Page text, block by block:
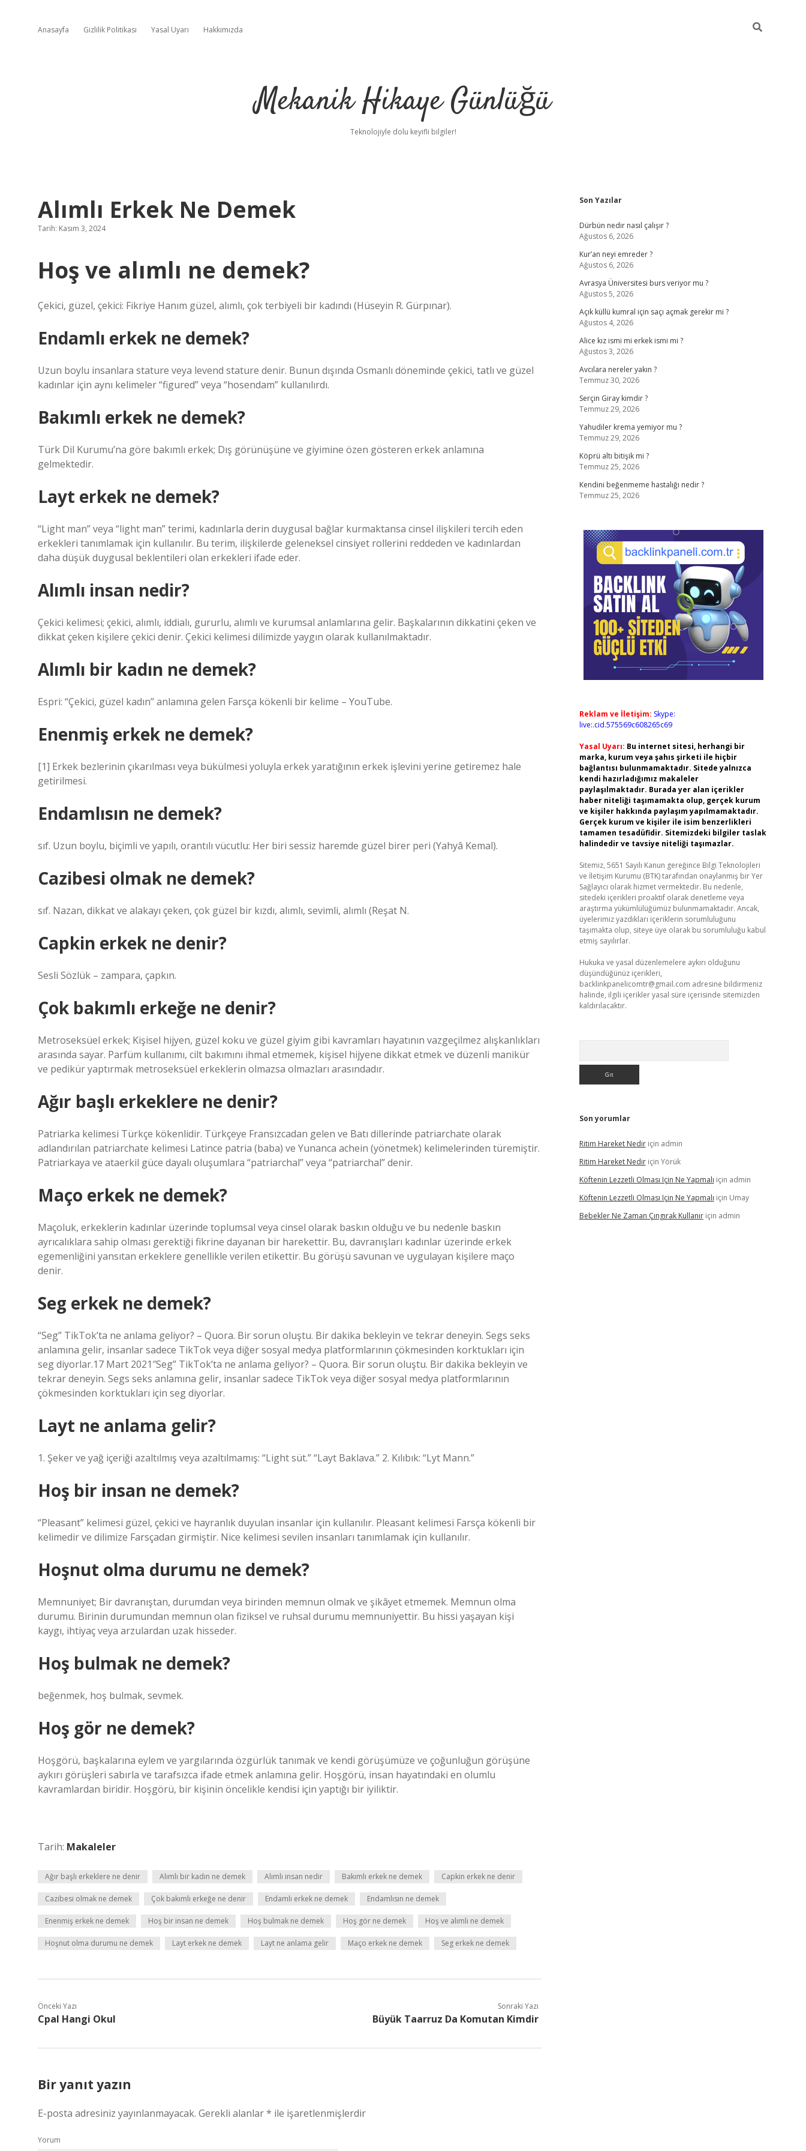
Anasayfa Gizlilik Politikası Yasal Uyarı Hakkımızda
Mekanik Hikaye Günlüğü
Teknolojiyle dolu keyifli bilgiler!
Alımlı Erkek Ne Demek
Tarih: Kasım 3, 2024
Hoş ve alımlı ne demek?
Çekici, güzel, çekici: Fikriye Hanım güzel, alımlı, çok terbiyeli bir kadındı (Hüseyin R. Gürpınar).
Endamlı erkek ne demek?
Uzun boylu insanlara stature veya levend stature denir. Bunun dışında Osmanlı döneminde çekici, tatlı ve güzel
kadınlar için aynı kelimeler “figured” veya “hosendam” kullanılırdı.
Bakımlı erkek ne demek?
Türk Dil Kurumu’na göre bakımlı erkek; Dış görünüşüne ve giyimine özen gösteren erkek anlamına
gelmektedir.
Layt erkek ne demek?
“Light man” veya “light man” terimi, kadınlarla derin duygusal bağlar kurmaktansa cinsel ilişkileri tercih eden
erkekleri tanımlamak için kullanılır. Bu terim, ilişkilerde geleneksel cinsiyet rollerini reddeden ve kadınlardan
daha düşük duygusal beklentileri olan erkekleri ifade eder.
Alımlı insan nedir?
Çekici kelimesi; çekici, alımlı, iddialı, gururlu, alımlı ve kurumsal anlamlarına gelir. Başkalarının dikkatini çeken ve
dikkat çeken kişilere çekici denir. Çekici kelimesi dilimizde yaygın olarak kullanılmaktadır.
Alımlı bir kadın ne demek?
Espri: “Çekici, güzel kadın” anlamına gelen Farsça kökenli bir kelime – YouTube.
Enenmiş erkek ne demek?
[1] Erkek bezlerinin çıkarılması veya bükülmesi yoluyla erkek yaratığının erkek işlevini yerine getiremez hale
getirilmesi.
Endamlısın ne demek?
sıf. Uzun boylu, biçimli ve yapılı, orantılı vücutlu: Her biri sessiz haremde güzel birer peri (Yahyâ Kemal).
Cazibesi olmak ne demek?
sıf. Nazan, dikkat ve alakayı çeken, çok güzel bir kızdı, alımlı, sevimli, alımlı (Reşat N.
Capkin erkek ne denir?
Sesli Sözlük – zampara, çapkın.
Çok bakımlı erkeğe ne denir?
Metroseksüel erkek; Kişisel hijyen, güzel koku ve güzel giyim gibi kavramları hayatının vazgeçilmez alışkanlıkları
arasında sayar. Parfüm kullanımı, cilt bakımını ihmal etmemek, kişisel hijyene dikkat etmek ve düzenli manikür
ve pedikür yaptırmak metroseksüel erkeklerin olmazsa olmazları arasındadır.
Ağır başlı erkeklere ne denir?
Patriarka kelimesi Türkçe kökenlidir. Türkçeye Fransızcadan gelen ve Batı dillerinde patriarchate olarak
adlandırılan patriarchate kelimesi Latince patria (baba) ve Yunanca achein (yönetmek) kelimelerinden türemiştir.
Patriarkaya ve ataerkil güce dayalı oluşumlara “patriarchal” veya “patriarchal” denir.
Maço erkek ne demek?
Maçoluk, erkeklerin kadınlar üzerinde toplumsal veya cinsel olarak baskın olduğu ve bu nedenle baskın
ayrıcalıklara sahip olması gerektiği fikrine dayanan bir harekettir. Bu, davranışları kadınlar üzerinde erkek
egemenliğini yansıtan erkeklere genellikle verilen etikettir. Bu görüşü savunan ve uygulayan kişilere maço
denir.
Seg erkek ne demek?
“Seg” TikTok’ta ne anlama geliyor? – Quora. Bir sorun oluştu. Bir dakika bekleyin ve tekrar deneyin. Segs seks
anlamına gelir, insanlar sadece TikTok veya diğer sosyal medya platformlarının çökmesinden korktukları için
seg diyorlar.17 Mart 2021″Seg” TikTok’ta ne anlama geliyor? – Quora. Bir sorun oluştu. Bir dakika bekleyin ve
tekrar deneyin. Segs seks anlamına gelir, insanlar sadece TikTok veya diğer sosyal medya platformlarının
çökmesinden korktukları için seg diyorlar.
Layt ne anlama gelir?
1. Şeker ve yağ içeriği azaltılmış veya azaltılmamış: “Light süt.” “Layt Baklava.” 2. Kılıbık: “Lyt Mann.”
Hoş bir insan ne demek?
“Pleasant” kelimesi güzel, çekici ve hayranlık duyulan insanlar için kullanılır. Pleasant kelimesi Farsça kökenli bir
kelimedir ve dilimize Farsçadan girmiştir. Nice kelimesi sevilen insanları tanımlamak için kullanılır.
Hoşnut olma durumu ne demek?
Memnuniyet; Bir davranıştan, durumdan veya birinden memnun olmak ve şikâyet etmemek. Memnun olma
durumu. Birinin durumundan memnun olan fiziksel ve ruhsal durumu memnuniyettir. Bu hissi yaşayan kişi
kaygı, ihtiyaç veya arzulardan uzak hisseder.
Hoş bulmak ne demek?
beğenmek, hoş bulmak, sevmek.
Hoş gör ne demek?
Hoşgörü, başkalarına eylem ve yargılarında özgürlük tanımak ve kendi görüşümüze ve çoğunluğun görüşüne
aykırı görüşleri sabırla ve tarafsızca ifade etmek anlamına gelir. Hoşgörü, insan hayatındaki en olumlu
kavramlardan biridir. Hoşgörü, bir kişinin öncelikle kendisi için yaptığı bir iyiliktir.
Tarih: Makaleler
Ağır başlı erkeklere ne denir Alımlı bir kadın ne demek Alımlı insan nedir Bakımlı erkek ne demek Capkin erkek ne denir
Cazibesi olmak ne demek Çok bakımlı erkeğe ne denir Endamlı erkek ne demek Endamlısın ne demek
Enenmiş erkek ne demek Hoş bir insan ne demek Hoş bulmak ne demek Hoş gör ne demek Hoş ve alımlı ne demek
Hoşnut olma durumu ne demek Layt erkek ne demek Layt ne anlama gelir Maço erkek ne demek Seg erkek ne demek
Önceki Yazı
Cpal Hangi Okul
Sonraki Yazı
Büyük Taarruz Da Komutan Kimdir
Bir yanıt yazın
E-posta adresiniz yayınlanmayacak. Gerekli alanlar* ile işaretlenmişlerdir
Yorum
Sidebar
Son Yazılar
Dürbün nedir nasıl çalışır ?
Ağustos 6, 2026
Kur’an neyi emreder ?
Ağustos 6, 2026
Avrasya Üniversitesi burs veriyor mu ?
Ağustos 5, 2026
Açık küllü kumral için saçı açmak gerekir mi ?
Ağustos 4, 2026
Alice kız ismi mi erkek ismi mi ?
Ağustos 3, 2026
Avcılara nereler yakın ?
Temmuz 30, 2026
Serçin Giray kimdir ?
Temmuz 29, 2026
Yahudiler krema yemiyor mu ?
Temmuz 29, 2026
Köprü altı bitişik mi ?
Temmuz 25, 2026
Kendini beğenmeme hastalığı nedir ?
Temmuz 25, 2026
Reklam ve İletişim: Skype:
live:.cid.575569c608265c69
Yasal Uyarı: Bu internet sitesi, herhangi bir
marka, kurum veya şahıs şirketi ile hiçbir
bağlantısı bulunmamaktadır. Sitede yalnızca
kendi hazırladığımız makaleler
paylaşılmaktadır. Burada yer alan içerikler
haber niteliği taşımamakta olup, gerçek kurum
ve kişiler hakkında paylaşım yapılmamaktadır.
Gerçek kurum ve kişiler ile isim benzerlikleri
tamamen tesadüfidir. Sitemizdeki bilgiler taslak
halindedir ve tavsiye niteliği taşımazlar.
Sitemiz, 5651 Sayılı Kanun gereğince Bilgi Teknolojileri
ve İletişim Kurumu (BTK) tarafından onaylanmış bir Yer
Sağlayıcı olarak hizmet vermektedir. Bu nedenle,
sitedeki içerikleri proaktif olarak denetleme veya
araştırma yükümlülüğümüz bulunmamaktadır. Ancak,
üyelerimiz yazdıkları içeriklerin sorumluluğunu
taşımakta olup, siteye üye olarak bu sorumluluğu kabul
etmiş sayılırlar.
Hukuka ve yasal düzenlemelere aykırı olduğunu
düşündüğünüz içerikleri,
backlinkpanelicomtr@gmail.com adresine bildirmeniz
halinde, ilgili içerikler yasal süre içerisinde sitemizden
kaldırılacaktır.
Son yorumlar
Ritim Hareket Nediriçin admin
Ritim Hareket Nediriçin Yörük
Köftenin Lezzetli Olması Için Ne Yapmalı için admin
Köftenin Lezzetli Olması Için Ne Yapmalı için Umay
Bebekler Ne Zaman Çıngırak Kullanıriçin admin